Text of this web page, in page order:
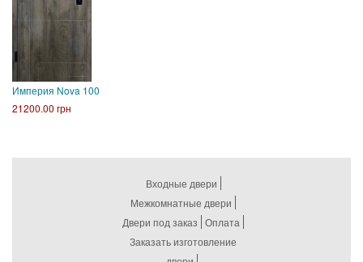
Империя Nova 100
21200.00 грн
Входные двери
Межкомнатные двери
Двери под заказ Оплата
Заказать изготовление